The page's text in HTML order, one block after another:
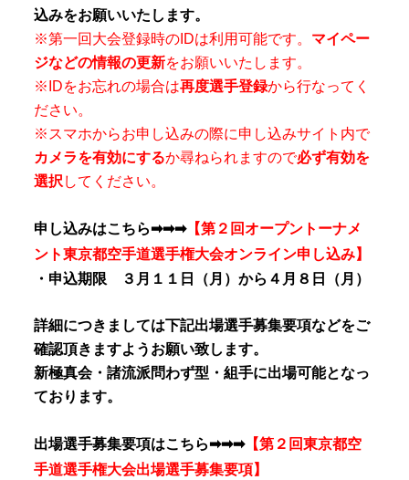
込みをお願いいたします。
※第一回大会登録時のIDは利用可能です。 マイペー
ジなどの情報の更新をお願いいたします。
※IDをお忘れの場合は再度選手登録から行なってく
ださい。
※スマホからお申し込みの際に申し込みサイト内で
カメラを有効にするか尋ねられますので必ず有効を
選択 してください。
申し込みはこちら➡➡➡【第２回オープントーナメ
ント東京都空手道選手権大会オンライン申し込み】
・申込期限 ３月１１日（月）から４月８日（月）
詳細につきましては下記出場選手募集要項などをご
確認頂きますようお願い致します。
新極真会・諸流派問わず型・組手に出場可能となっ
ております。
出場選手募集要項はこちら➡➡➡【第２回東京都空
手道選手権大会出場選手募集要項】